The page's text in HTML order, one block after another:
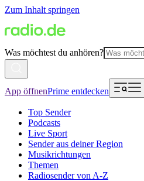
Zum Inhalt springen
Was möchtest du anhören?
App öffnenPrime entdecken
Top Sender
Podcasts
Live Sport
Sender aus deiner Region
Musikrichtungen
Themen
Radiosender von A-Z